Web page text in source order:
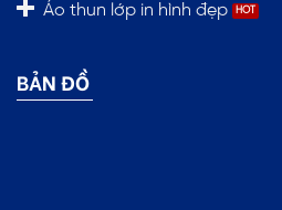
Áo thun lớp in hình đẹp
BẢN ĐỒ